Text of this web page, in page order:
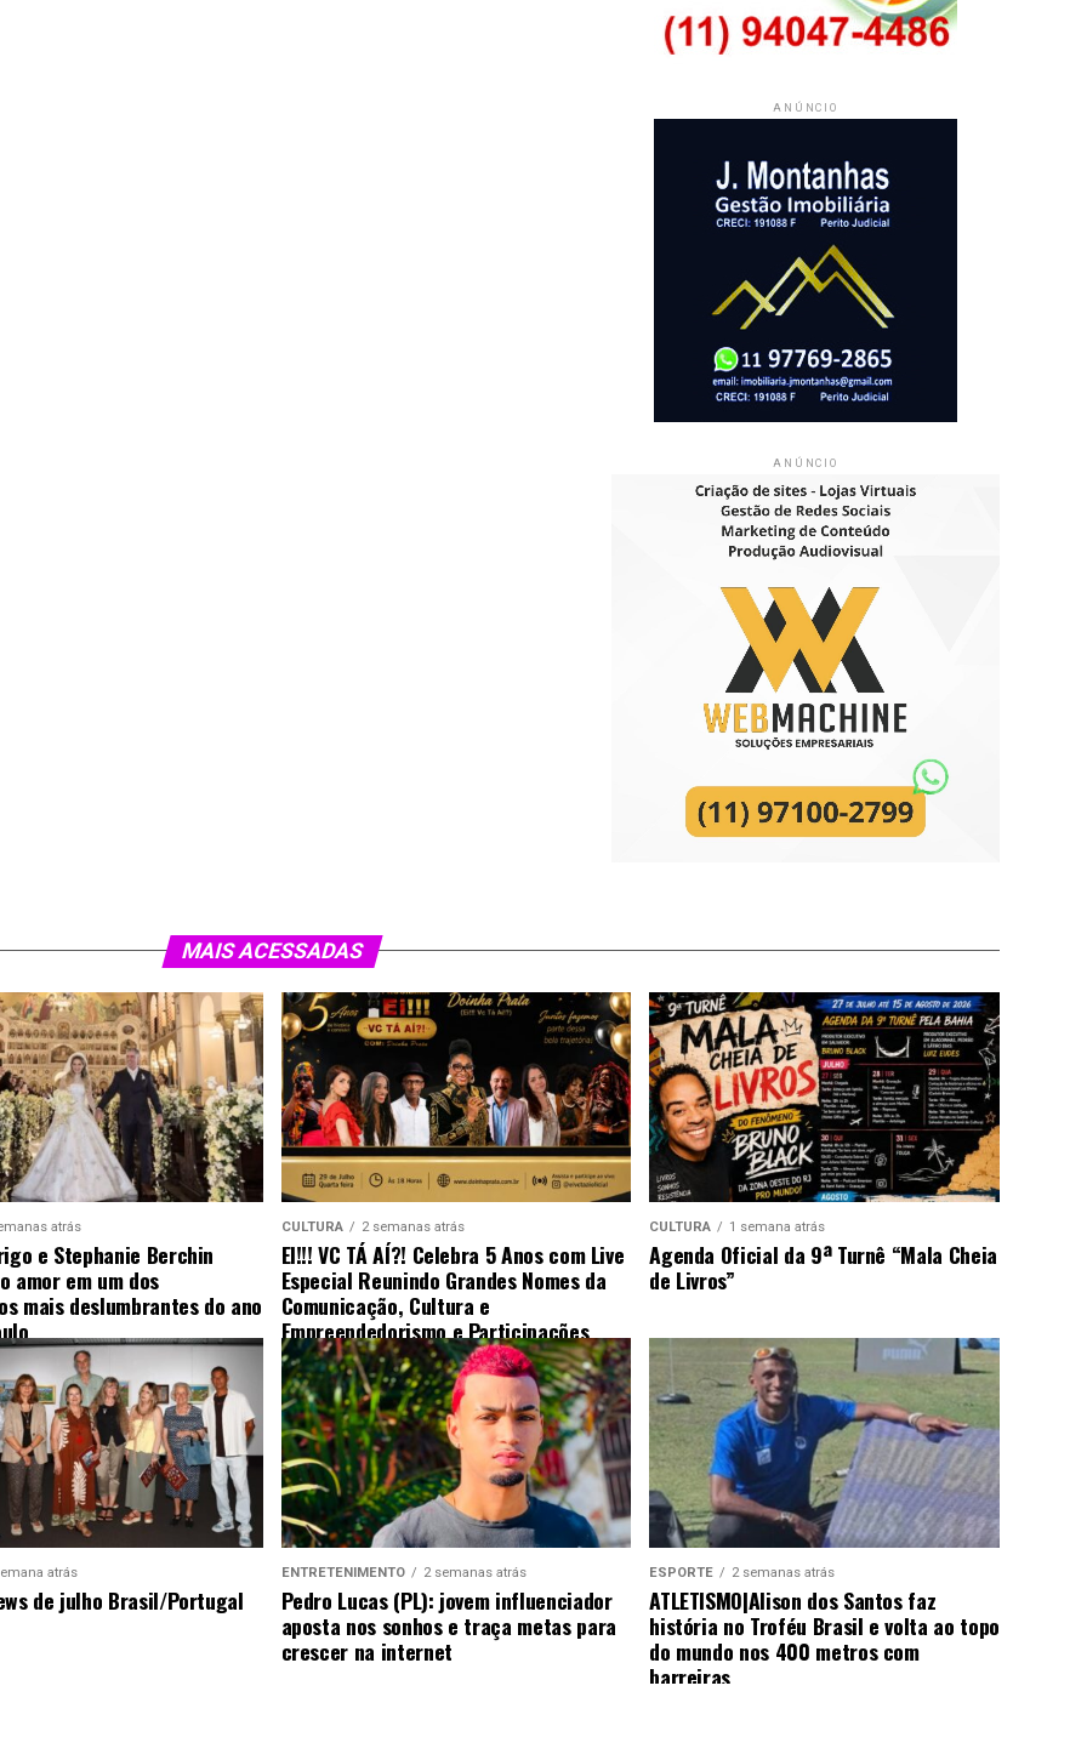
ANÚNCIO
ANÚNCIO
MAIS ACESSADAS
atrás
e Stephanie Berchin
amor em um dos
mais deslumbrantes do ano
CULTURA 2 semanas atrás
EI!!! VC TÁ AÍ?! Celebra 5 Anos com Live
Especial Reunindo Grandes Nomes da
Comunicação, Cultura e
Empreendedorismo e Participações
Surpresa
CULTURA 1 semana atrás
Agenda Oficial da 9ª Turnê “Mala Cheia
de Livros”
atrás
de julho Brasil/Portugal
ENTRETENIMENTO 2 semanas atrás
Pedro Lucas (PL): jovem influenciador
aposta nos sonhos e traça metas para
crescer na internet
ESPORTE 2 semanas atrás
ATLETISMO|Alison dos Santos faz
história no Troféu Brasil e volta ao topo
do mundo nos 400 metros com
barreiras